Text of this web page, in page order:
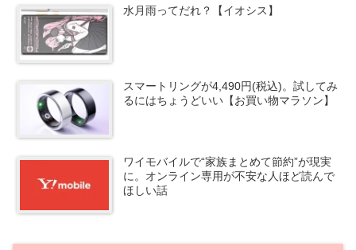
水月雨ってだれ？【イオシス】
スマートリングが4,490円(税込)。試してみ
るにはちょうどいい【お買い物マラソン】
ワイモバイルで“家族まとめて節約”が現実
に。オンライン専用が不安な人ほど読んで
ほしい話